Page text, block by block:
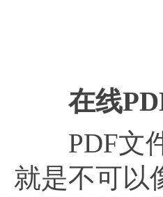
在线
PDF文件
就是不可以